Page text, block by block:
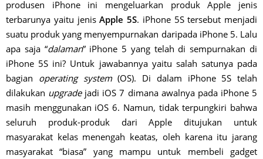
produsen iPhone ini mengeluarkan produk Apple jenis
terbarunya yaitu jenisApple 5S. iPhone 5S tersebut menjadi
suatu produk yang menyempurnakan daripada iPhone 5. Lalu
apa saja “dalaman” iPhone 5 yang telah di sempurnakan di
iPhone 5S ini? Untuk jawabannya yaitu salah satunya pada
bagian operating system(OS). Di dalam iPhone 5S telah
dilakukan upgradejadi iOS 7 dimana awalnya pada iPhone 5
masih menggunakan iOS 6. Namun, tidak terpungkiri bahwa
seluruh produk-produk dari Apple ditujukan untuk
masyarakat kelas menengah keatas, oleh karena itu jarang
masyarakat “biasa” yang mampu untuk membeli gadget